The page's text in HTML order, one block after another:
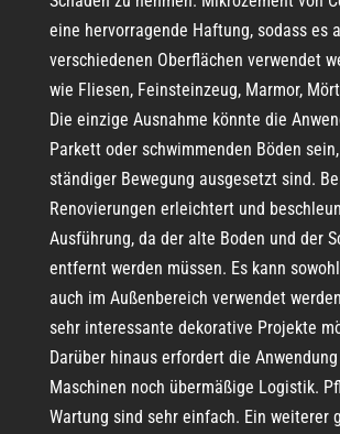
eine hervorragende Haftung, sodass es
verschiedenen Oberflächen verwendet
wie Fliesen, Feinsteinzeug, Marmor,
Die einzige Ausnahme könnte die
Parkett oder schwimmenden Böden
ständiger Bewegung ausgesetzt sind.
Renovierungen erleichtert und
Ausführung, da der alte Boden und der
entfernt werden müssen. Es kann
auch im Außenbereich verwendet
sehr interessante dekorative Projekte
Darüber hinaus erfordert die
Maschinen noch übermäßige Logistik.
Wartung sind sehr einfach. Ein weiterer